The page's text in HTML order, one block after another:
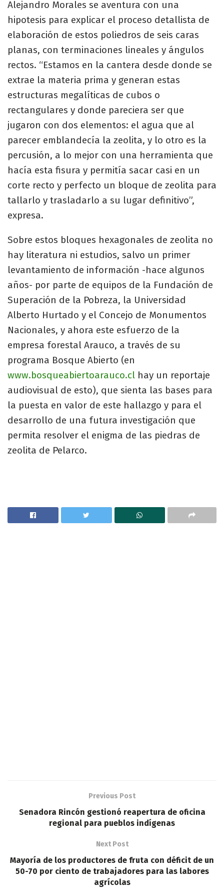
Alejandro Morales se aventura con una
hipotesis para explicar el proceso detallista de
elaboración de estos poliedros de seis caras
planas, con terminaciones lineales y ángulos
rectos. “Estamos en la cantera desde donde se
extrae la materia prima y generan estas
estructuras megalíticas de cubos o
rectangulares y donde pareciera ser que
jugaron con dos elementos: el agua que al
parecer emblandecía la zeolita, y lo otro es la
percusión, a lo mejor con una herramienta que
hacía esta fisura y permitía sacar casi en un
corte recto y perfecto un bloque de zeolita para
tallarlo y trasladarlo a su lugar definitivo”,
expresa.
Sobre estos bloques hexagonales de zeolita no
hay literatura ni estudios, salvo un primer
levantamiento de información -hace algunos
años- por parte de equipos de la Fundación de
Superación de la Pobreza, la Universidad
Alberto Hurtado y el Concejo de Monumentos
Nacionales, y ahora este esfuerzo de la
empresa forestal Arauco, a través de su
programa Bosque Abierto (en
www.bosqueabiertoarauco.cl hay un reportaje
audiovisual de esto), que sienta las bases para
la puesta en valor de este hallazgo y para el
desarrollo de una futura investigación que
permita resolver el enigma de las piedras de
zeolita de Pelarco.
Previous Post
Senadora Rincón gestionó reapertura de oficina
regional para pueblos indígenas
Next Post
Mayoría de los productores de fruta con déficit de un
50-70 por ciento de trabajadores para las labores
agrícolas